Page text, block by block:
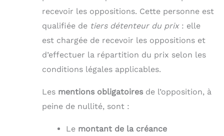
recevoir les oppositions. Cette personne est
qualifiée de tiers détenteur du prix: elle
est chargée de recevoir les oppositions et
d’effectuer la répartition du prix selon les
conditions légales applicables.
Les mentions obligatoires de l’opposition, à
peine de nullité, sont :
Le montant de la créance